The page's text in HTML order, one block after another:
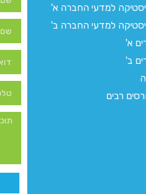
למדעי החברה א'
למדעי החברה ב'
א'
ב'
רבים